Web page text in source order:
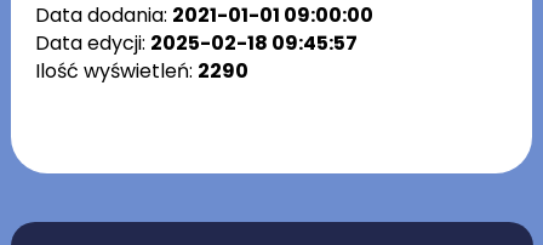
Data dodania: 2021-01-01 09:00:00
Data edycji: 2025-02-18 09:45:57
Ilość wyświetleń: 2290